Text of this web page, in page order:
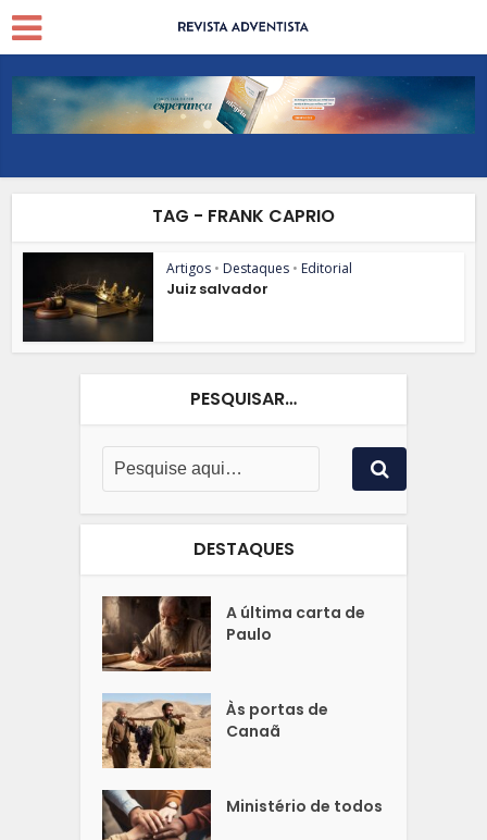
TAG - FRANK CAPRIO
Artigos • Destaques • Editorial
Juiz salvador
PESQUISAR…
DESTAQUES
A última carta de
Paulo
Às portas de
Canaã
Ministério de todos